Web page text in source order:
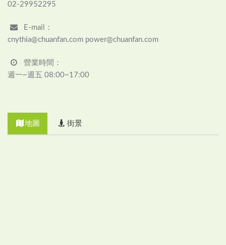
02-29952295
E-mail：
cnythia@chuanfan.com power@chuanfan.com
營業時間：
週一~週五 08:00~17:00
地圖 街景